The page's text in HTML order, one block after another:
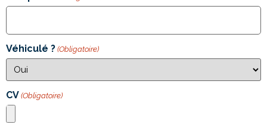
Véhiculé ? (Obligatoire)
CV (Obligatoire)